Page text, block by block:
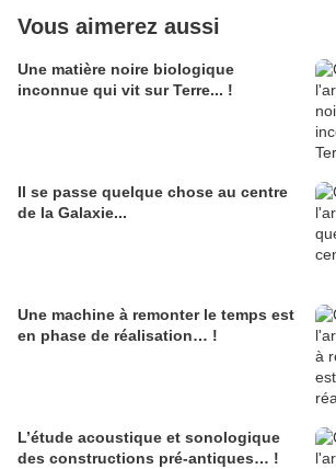
Vous aimerez aussi
Une matière noire biologique
inconnue qui vit sur Terre... !
Il se passe quelque chose au centre
de la Galaxie...
Une machine à remonter le temps est
en phase de réalisation… !
L’étude acoustique et sonologique
des constructions pré-antiques… !